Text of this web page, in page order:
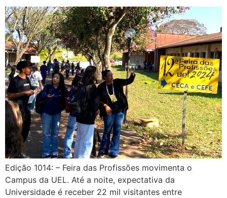
Edição 1014: – Feira das Profissões movimenta o
Campus da UEL. Até a noite, expectativa da
Universidade é receber 22 mil visitantes entre